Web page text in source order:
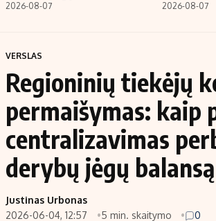
2026-08-07 2026-08-07
VERSLAS
Regioninių tiekėjų
permaišymas: kaip
centralizavimas
derybų jėgų balansą
Justinas Urbonas
2026-06-04, 12:57
5 min. skaitymo 0